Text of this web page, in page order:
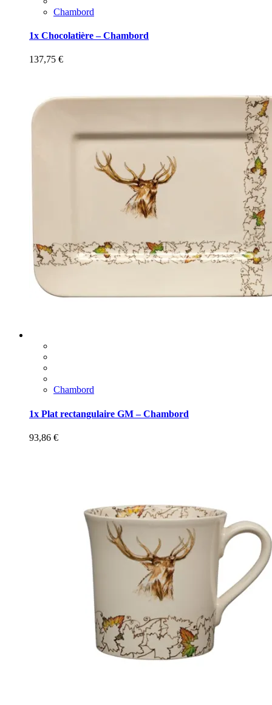
Chambord
1x Chocolatière – Chambord
137,75 €
Chambord
1x Plat rectangulaire GM – Chambord
93,86 €